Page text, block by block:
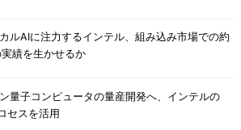
ルAIに注力するインテル、組み込み市場での約
績を生かせるか
量子コンピュータの量産開発へ、インテルの
セスを活用